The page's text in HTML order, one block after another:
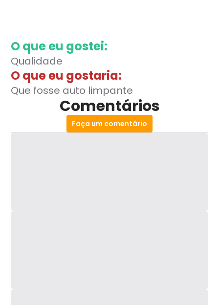
O que eu gostei:
Qualidade
O que eu gostaria:
Que fosse auto limpante
Comentários
Faça um comentário